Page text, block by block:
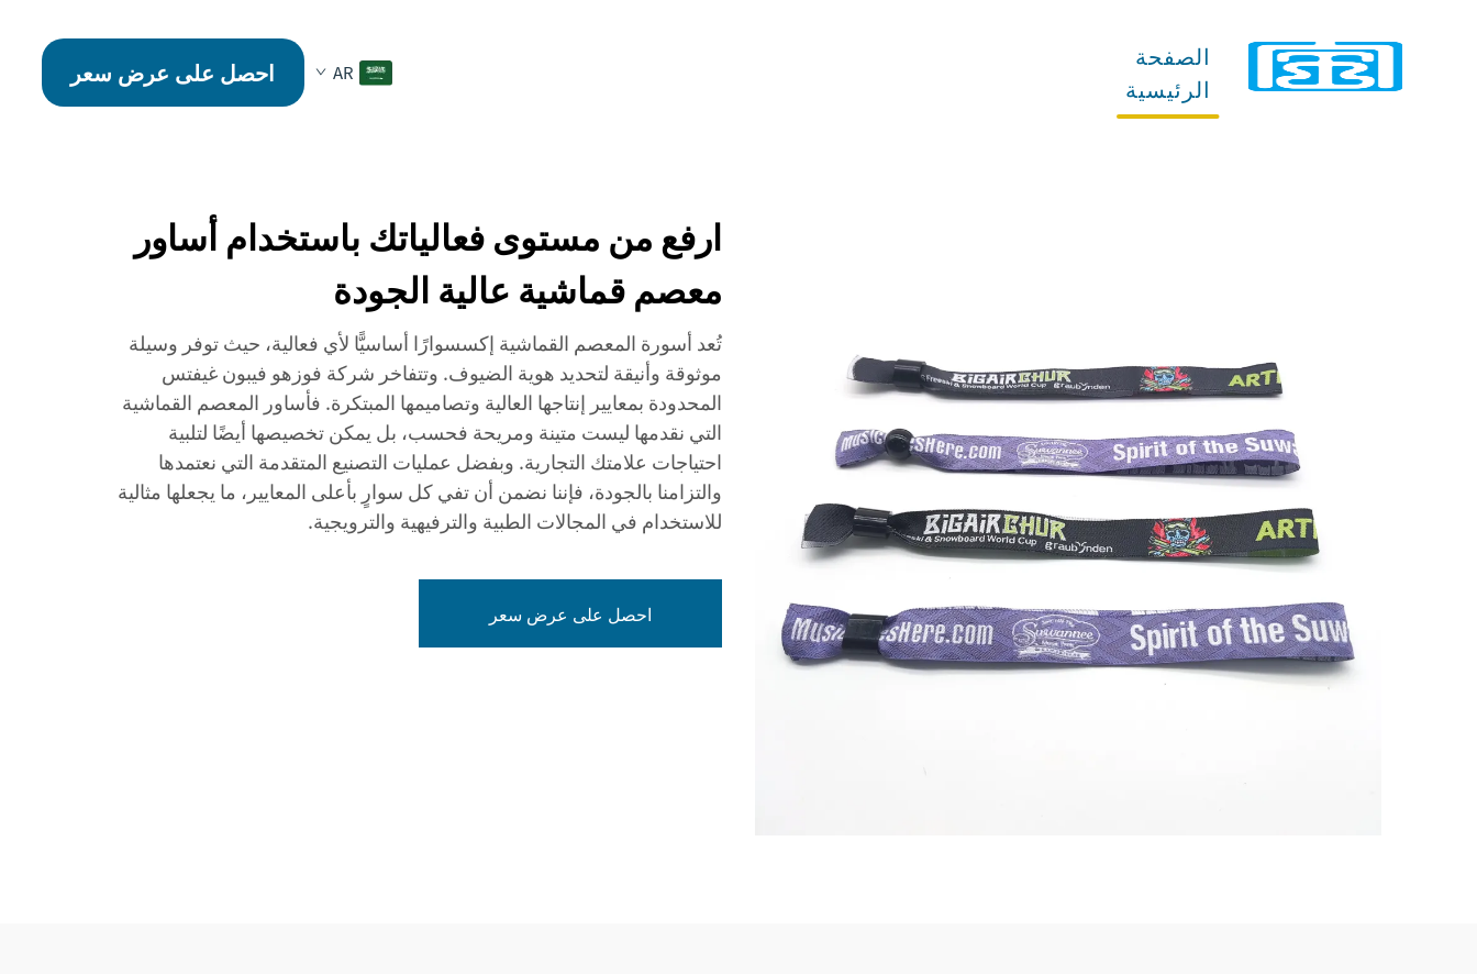
الصفحة
الرئيسية
AR احصل على عرض سعر
ارفع من مستوى فعالياتك باستخدام أساور
معصم قماشية عالية الجودة
تُعد أسورة المعصم القماشية إكسسوارًا أساسيًّا لأي فعالية، حيث توفر وسيلة
موثوقة وأنيقة لتحديد هوية الضيوف. وتتفاخر شركة فوزهو فيبون غيفتس
المحدودة بمعايير إنتاجها العالية وتصاميمها المبتكرة. فأساور المعصم القماشية
التي نقدمها ليست متينة ومريحة فحسب، بل يمكن تخصيصها أيضًا لتلبية
احتياجات علامتك التجارية. وبفضل عمليات التصنيع المتقدمة التي نعتمدها
والتزامنا بالجودة، فإننا نضمن أن تفي كل سوارٍ بأعلى المعايير، ما يجعلها مثالية
للاستخدام في المجالات الطبية والترفيهية والترويجية.
احصل على عرض سعر